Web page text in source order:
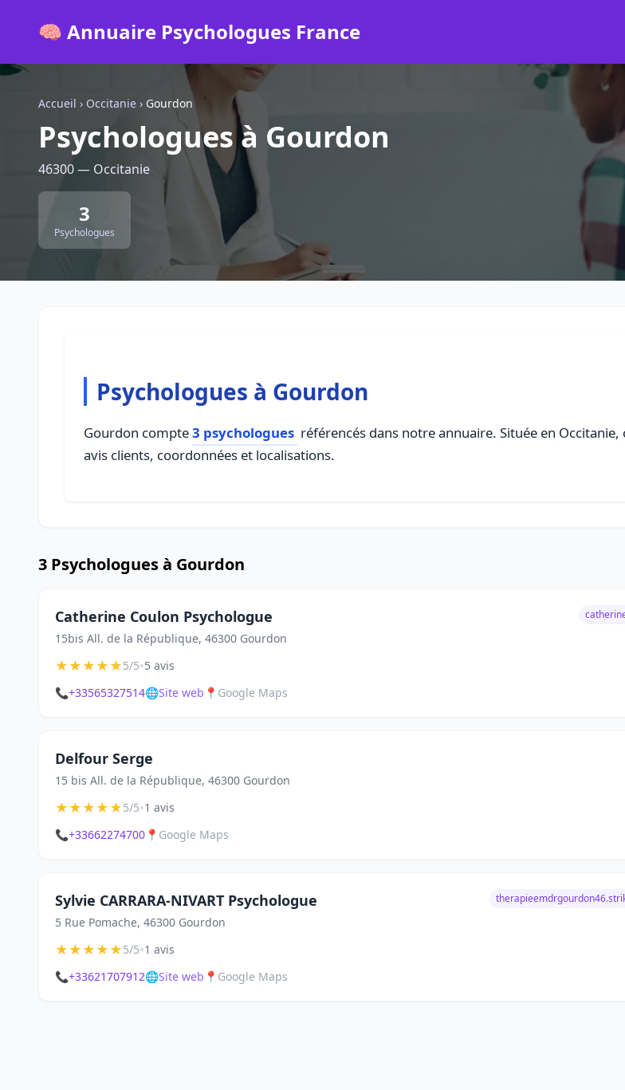
🧠 Annuaire Psychologues France
Accueil › Occitanie › Gourdon
Psychologues à Gourdon
46300 — Occitanie
3
Psychologues
Psychologues à Gourdon
Gourdon compte3 psychologues référencés dans notre annuaire. Située en
avis clients, coordonnées et localisations.
3 Psychologues à Gourdon
Catherine Coulon Psychologue
15bis All. de la République, 46300 Gourdon
★★★★★5/5•5 avis
📞+33565327514🌐Site web 📍 Google Maps
Delfour Serge
15 bis All. de la République, 46300 Gourdon
★★★★★5/5•1 avis
📞+33662274700 📍 Google Maps
Sylvie CARRARA-NIVART Psychologue
5 Rue Pomache, 46300 Gourdon
★★★★★5/5•1 avis
📞+33621707912🌐Site web 📍 Google Maps